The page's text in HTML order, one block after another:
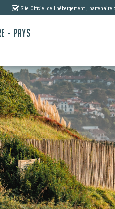
Site Officiel de l'hébergement , partenaire
- PAYS